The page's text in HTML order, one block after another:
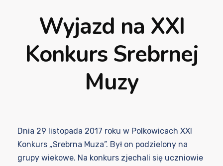
Wyjazd na XXI
Konkurs Srebrnej
Muzy
Dnia 29 listopada 2017 roku w Polkowicach XXI
Konkurs „Srebrna Muza”. Był on podzielony na
grupy wiekowe. Na konkurs zjechali się uczniowie